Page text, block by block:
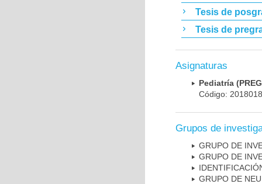
Tesis de
Tesis de
Asignaturas
Pediatría
Código:
Grupos de
GRUPO DE
GRUPO DE
GRUPO DE